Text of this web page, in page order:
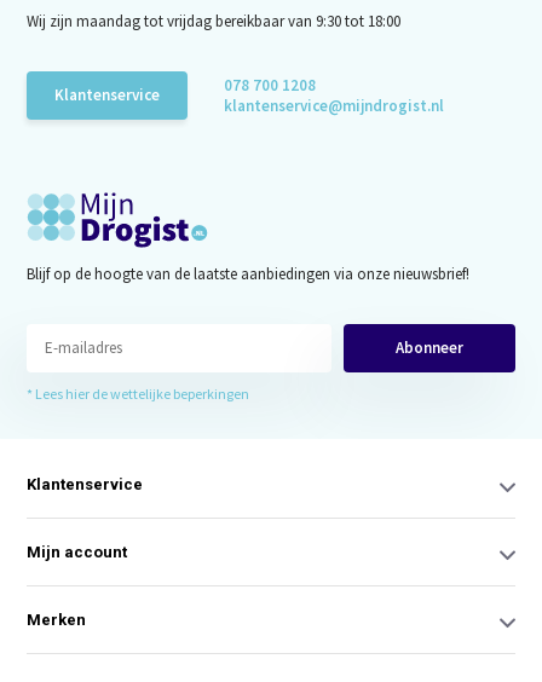
Wij zijn maandag tot vrijdag bereikbaar van 9:30 tot 18:00
Klantenservice
078 700 1208
klantenservice@mijndrogist.nl
Blijf op de hoogte van de laatste aanbiedingen via onze nieuwsbrief!
Abonneer
* Lees hier de wettelijke beperkingen
Klantenservice
Mijn account
Merken